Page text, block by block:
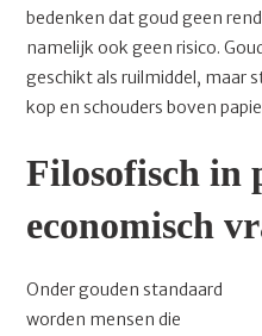
bedenken dat goud geen
namelijk ook geen risico.
geschikt als ruilmiddel, maar
kop en schouders boven
Filosofisch in
economisch
Onder gouden standaard
worden mensen die